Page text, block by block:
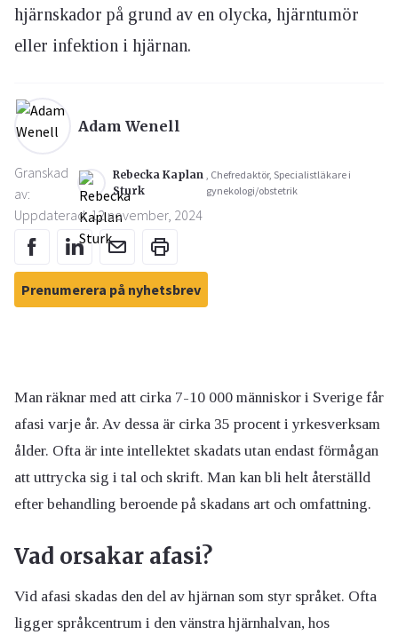
hjärnskador på grund av en olycka, hjärntumör
eller infektion i hjärnan.
Adam Wenell
Granskad
av:
Rebecka Kaplan
Sturk
, Chefredaktör, Specialistläkare i
gynekologi/obstetrik
Uppdaterad: 12 november, 2024
Prenumerera på nyhetsbrev
Man räknar med att cirka 7-10 000 människor i Sverige får
afasi varje år. Av dessa är cirka 35 procent i yrkesverksam
ålder. Ofta är inte intellektet skadats utan endast förmågan
att uttrycka sig i tal och skrift. Man kan bli helt återställd
efter behandling beroende på skadans art och omfattning.
Vad orsakar afasi?
Vid afasi skadas den del av hjärnan som styr språket. Ofta
ligger språkcentrum i den vänstra hjärnhalvan, hos